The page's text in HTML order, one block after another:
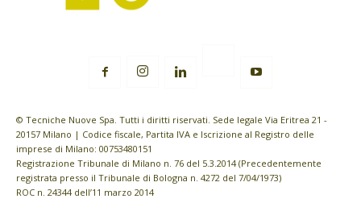
© Tecniche Nuove Spa. Tutti i diritti riservati. Sede legale Via Eritrea 21 -
20157 Milano | Codice fiscale, Partita IVA e Iscrizione al Registro delle
imprese di Milano: 00753480151
Registrazione Tribunale di Milano n. 76 del 5.3.2014 (Precedentemente
registrata presso il Tribunale di Bologna n. 4272 del 7/04/1973)
ROC n. 24344 dell’11 marzo 2014